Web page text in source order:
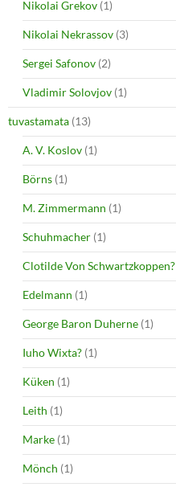
Nikolai Grekov (1)
Nikolai Nekrassov (3)
Sergei Safonov (2)
Vladimir Solovjov (1)
tuvastamata (13)
A. V. Koslov (1)
Börns (1)
M. Zimmermann (1)
Schuhmacher (1)
Clotilde Von Schwartzkoppen?
Edelmann (1)
George Baron Duherne (1)
Iuho Wixta? (1)
Küken (1)
Leith (1)
Marke (1)
Mönch (1)